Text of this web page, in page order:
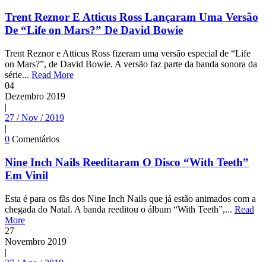
Trent Reznor E Atticus Ross Lançaram Uma Versão
De “Life on Mars?” De David Bowie
Trent Reznor e Atticus Ross fizeram uma versão especial de “Life
on Mars?”, de David Bowie. A versão faz parte da banda sonora da
série... Read More
04
Dezembro 2019
|
27 / Nov / 2019
|
0 Comentários
Nine Inch Nails Reeditaram O Disco “With Teeth”
Em Vinil
Esta é para os fãs dos Nine Inch Nails que já estão animados com a
chegada do Natal. A banda reeditou o álbum “With Teeth”,... Read
More
27
Novembro 2019
|